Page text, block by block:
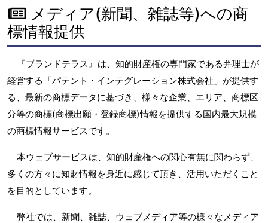
メディア(新聞、雑誌等)への商
標情報提供
『ブランドテラス』は、知的財産権の専門家である弁理士が
経営する「パテント・インテグレーション株式会社」が提供す
る、最新の商標データに基づき、様々な企業、エリア、商標区
分等の商標(商標出願・登録商標)情報を提供する国内最大規模
の商標情報サービスです。
本ウェブサービスは、知的財産権への関心有無に関わらず、
多くの方々に知財情報を身近に感じて頂き、活用いただくこと
を目的としています。
弊社では、新聞、雑誌、ウェブメディア等の様々なメディア